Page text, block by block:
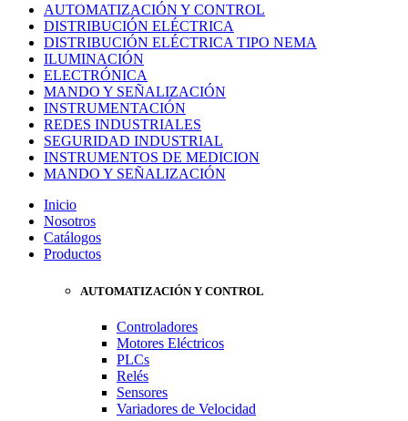
AUTOMATIZACIÓN Y CONTROL
DISTRIBUCIÓN ELÉCTRICA
DISTRIBUCIÓN ELÉCTRICA TIPO NEMA
ILUMINACIÓN
ELECTRÓNICA
MANDO Y SEÑALIZACIÓN
INSTRUMENTACIÓN
REDES INDUSTRIALES
SEGURIDAD INDUSTRIAL
INSTRUMENTOS DE MEDICION
MANDO Y SEÑALIZACIÓN
Inicio
Nosotros
Catálogos
Productos
AUTOMATIZACIÓN Y CONTROL
Controladores
Motores Eléctricos
PLCs
Relés
Sensores
Variadores de Velocidad